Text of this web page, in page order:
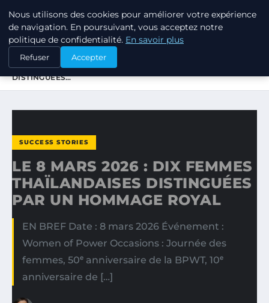
TUEZ-LES TOUS
ACCUEIL
SUCCESS STORIES
LE 8 MARS 2026 : DIX FEMMES THAÏLANDAISES
DISTINGUÉES…
SUCCESS STORIES
LE 8 MARS 2026 : DIX FEMMES
THAÏLANDAISES DISTINGUÉES
PAR UN HOMMAGE ROYAL
EN BREF Date : 8 mars 2026 Événement :
Women of Power Occasions : Journée des
femmes, 50ᵉ anniversaire de la BPWT, 10ᵉ
anniversaire de […]
Nous utilisons des cookies pour améliorer votre expérience
de navigation. En poursuivant, vous acceptez notre
politique de confidentialité. En savoir plus
Refuser Accepter